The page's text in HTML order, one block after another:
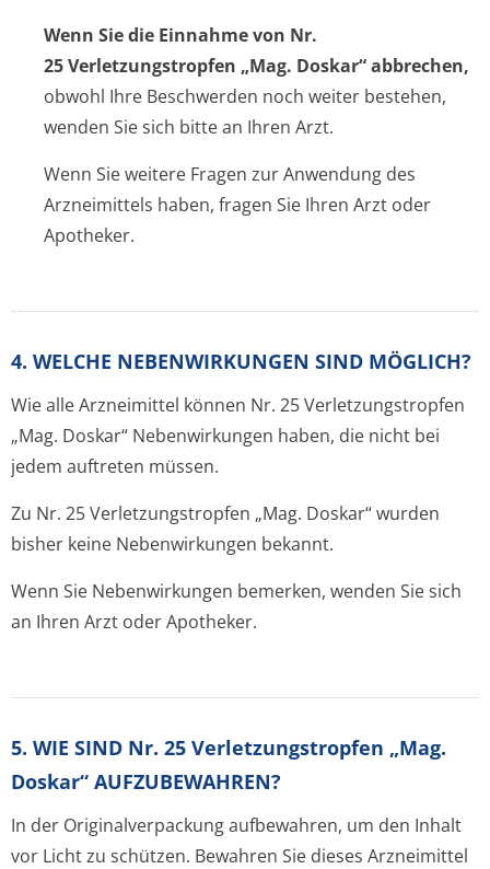
Wenn Sie die Einnahme von Nr.
25 Verletzungstrop­fen „Mag. Doskar“ abbrechen,
obwohl Ihre Beschwerden noch weiter bestehen,
wenden Sie sich bitte an Ihren Arzt.
Wenn Sie weitere Fragen zur Anwendung des
Arzneimittels haben, fragen Sie Ihren Arzt oder
Apotheker.
4. WELCHE NEBENWIRKUNGEN SIND MÖGLICH?
Wie alle Arzneimittel können Nr. 25 Verletzungstrop­fen
„Mag. Doskar“ Nebenwirkungen haben, die nicht bei
jedem auftreten müssen.
Zu Nr. 25 Verletzungstrop­fen „Mag. Doskar“ wurden
bisher keine Nebenwirkungen bekannt.
Wenn Sie Nebenwirkungen bemerken, wenden Sie sich
an Ihren Arzt oder Apotheker.
5. WIE SIND Nr. 25 Verletzungstropfen „Mag.
Doskar“ AUFZUBEWAHREN?
In der Originalverpackung aufbewahren, um den Inhalt
vor Licht zu schützen. Bewahren Sie dieses Arzneimittel